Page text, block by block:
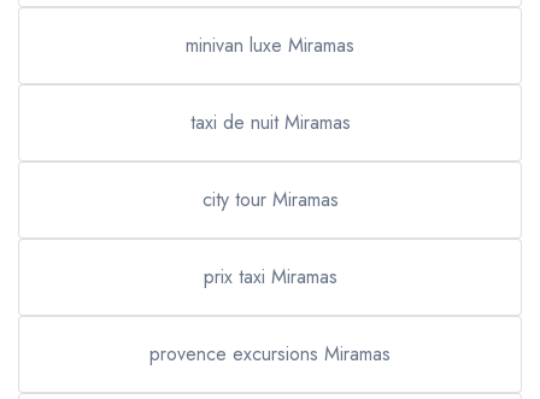
minivan luxe Miramas
taxi de nuit Miramas
city tour Miramas
prix taxi Miramas
provence excursions Miramas